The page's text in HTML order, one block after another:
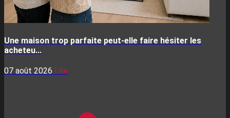
Une maison trop parfaite peut-elle faire hésiter les
acheteu...
07 août 2026 Lire